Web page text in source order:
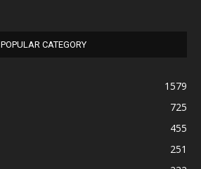
POPULAR CATEGORY
1579
725
455
251